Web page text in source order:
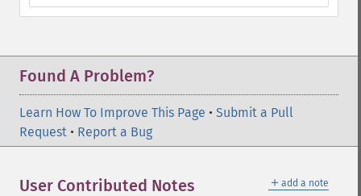
Found A Problem?
Learn How To Improve This Page • Submit a Pull
Request • Report a Bug
＋ add a note
User Contributed Notes